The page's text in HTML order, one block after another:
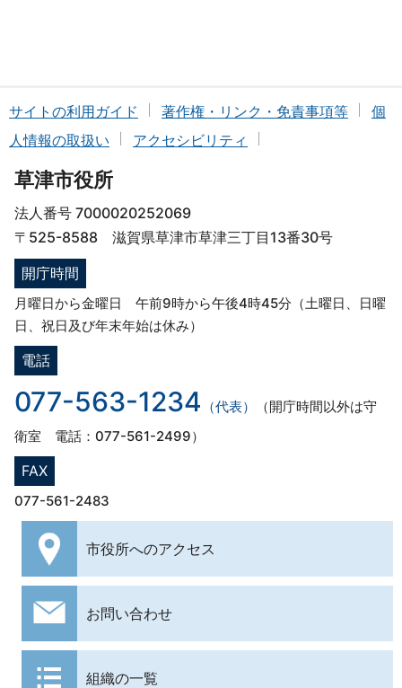
サイトの利用ガイド 著作権・リンク・免責事項等
個
人情報の取扱い
アクセシビリティ
草津市役所
法人番号 7000020252069
〒525-8588 滋賀県草津市草津三丁目13番30号
開庁時間
月曜日から金曜日 午前9時から午後4時45分（土曜日、日曜
日、祝日及び年末年始は休み）
電話
077-563-1234 （代表）
（開庁時間以外は守
衛室 電話：077-561-2499）
FAX
077-561-2483
市役所へのアクセス
お問い合わせ
組織の一覧